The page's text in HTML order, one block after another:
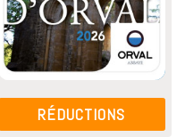
RÉDUCTIONS